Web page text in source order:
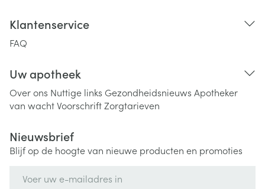
Klantenservice
FAQ
Uw apotheek
Over ons Nuttige links Gezondheidsnieuws Apotheker
van wachtVoorschriftZorgtarieven
Nieuwsbrief
Blijf op de hoogte van nieuwe producten en promoties